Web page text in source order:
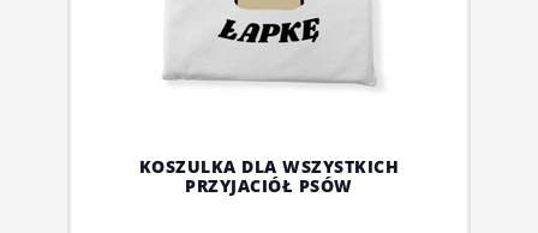
KOSZULKA DLA WSZYSTKICH
PRZYJACIÓŁ PSÓW